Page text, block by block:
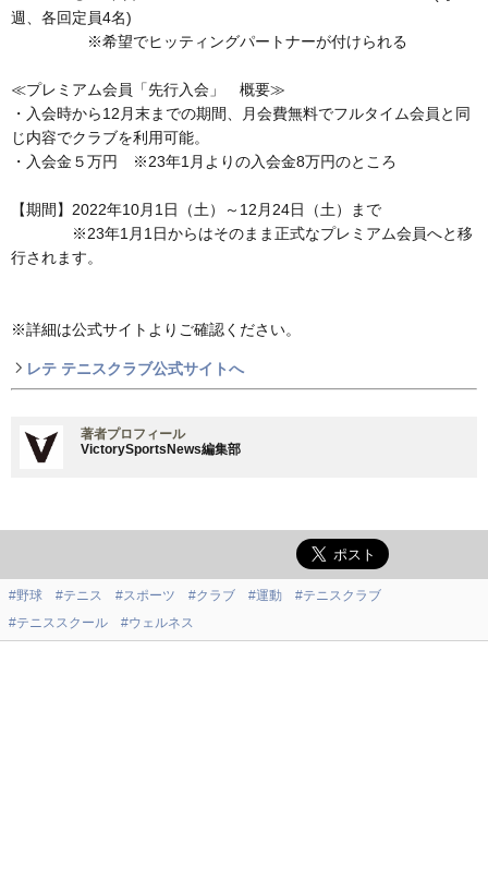
週、各回定員4名)
※希望でヒッティングパートナーが付けられる
≪プレミアム会員「先行入会」 概要≫
・入会時から12月末までの期間、月会費無料でフルタイム会員と同
じ内容でクラブを利用可能。
・入会金５万円 ※23年1月よりの入会金8万円のところ
【期間】2022年10月1日（土）～12月24日（土）まで
※23年1月1日からはそのまま正式なプレミアム会員へと移
行されます。
※詳細は公式サイトよりご確認ください。
レテ テニスクラブ公式サイトへ
著者プロフィール
VictorySportsNews編集部
#野球 #テニス #スポーツ #クラブ #運動
#テニスクラブ
#テニススクール
#ウェルネス